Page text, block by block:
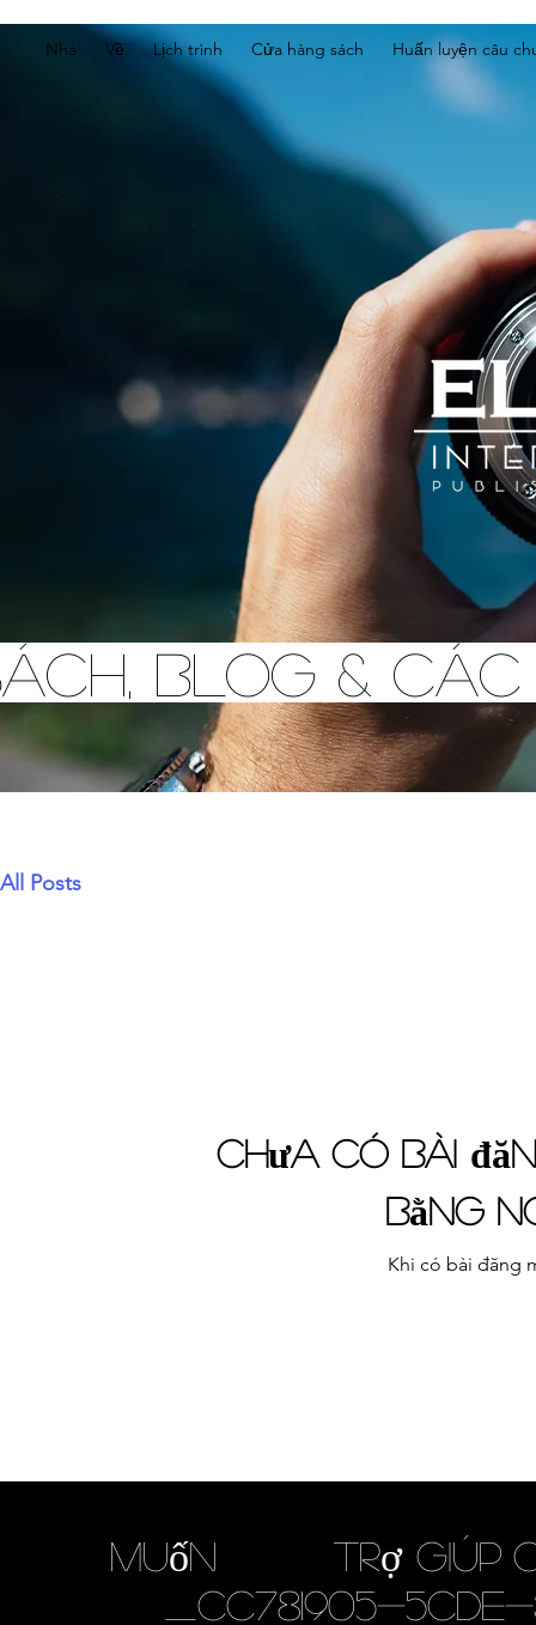
Nhà Về Lịch trình Cửa hàng sách Huấn luyện câu
Blog &
All Posts
Chưa có bài
bằng
Khi có bài đăng
Muốn đượctrợ giúp
_Cc781905-